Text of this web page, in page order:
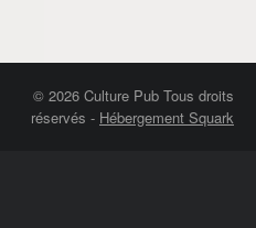
© 2026 Culture Pub Tous droits
réservés - Hébergement Squark